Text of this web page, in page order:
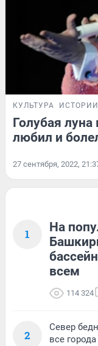
КУЛЬТУРА ИСТОРИИ
Голубая
любил и
27 сентября, 2022,
1
На
всем
114 324
2
Север
все